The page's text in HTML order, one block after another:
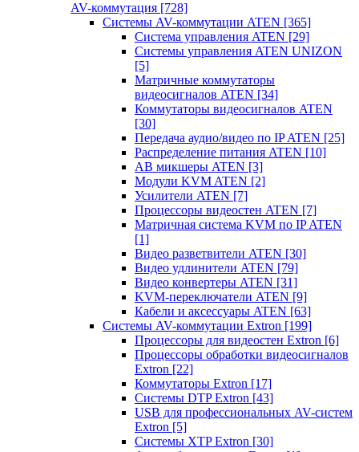
AV-коммутация [728]
Системы AV-коммутации ATEN [365]
Система управления ATEN [29]
Системы управления ATEN UNIZON
[5]
Матричные коммутаторы
видеосигналов ATEN [34]
Коммутаторы видеосигналов ATEN
[30]
Передача аудио/видео по IP ATEN [25]
Распределение питания ATEN [10]
АВ микшеры ATEN [3]
Модули KVM ATEN [2]
Усилители ATEN [7]
Процессоры видеостен ATEN [7]
Матричная система KVM по IP ATEN
[1]
Видео разветвители ATEN [30]
Видео удлинители ATEN [79]
Видео конвертеры ATEN [31]
KVM-переключатели ATEN [9]
Кабели и аксессуары ATEN [63]
Системы AV-коммутации Extron [199]
Процессоры для видеостен Extron [6]
Процессоры обработки видеосигналов
Extron [22]
Коммутаторы Extron [17]
Системы DTP Extron [43]
USB для профессиональных AV-систем
Extron [5]
Системы XTP Extron [30]